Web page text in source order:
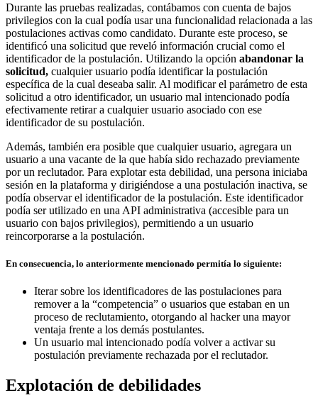
Durante las pruebas realizadas, contábamos con cuenta de bajos
privilegios con la cual podía usar una funcionalidad relacionada a las
postulaciones activas como candidato. Durante este proceso, se
identificó una solicitud que reveló información crucial como el
identificador de la postulación. Utilizando la opción abandonar la
solicitud, cualquier usuario podía identificar la postulación
específica de la cual deseaba salir. Al modificar el parámetro de esta
solicitud a otro identificador, un usuario mal intencionado podía
efectivamente retirar a cualquier usuario asociado con ese
identificador de su postulación.
Además, también era posible que cualquier usuario, agregara un
usuario a una vacante de la que había sido rechazado previamente
por un reclutador. Para explotar esta debilidad, una persona iniciaba
sesión en la plataforma y dirigiéndose a una postulación inactiva, se
podía observar el identificador de la postulación. Este identificador
podía ser utilizado en una API administrativa (accesible para un
usuario con bajos privilegios), permitiendo a un usuario
reincorporarse a la postulación.
En consecuencia, lo anteriormente mencionado permitía lo siguiente:
Iterar sobre los identificadores de las postulaciones para
remover a la “competencia” o usuarios que estaban en un
proceso de reclutamiento, otorgando al hacker una mayor
ventaja frente a los demás postulantes.
Un usuario mal intencionado podía volver a activar su
postulación previamente rechazada por el reclutador.
Explotación de debilidades